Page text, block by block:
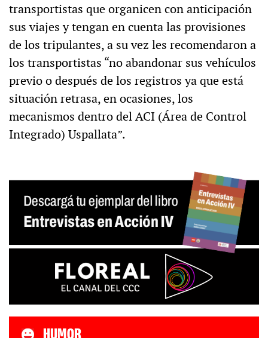
transportistas que organicen con anticipación
sus viajes y tengan en cuenta las provisiones
de los tripulantes, a su vez les recomendaron a
los transportistas “no abandonar sus vehículos
previo o después de los registros ya que está
situación retrasa, en ocasiones, los
mecanismos dentro del ACI (Área de Control
Integrado) Uspallata”.